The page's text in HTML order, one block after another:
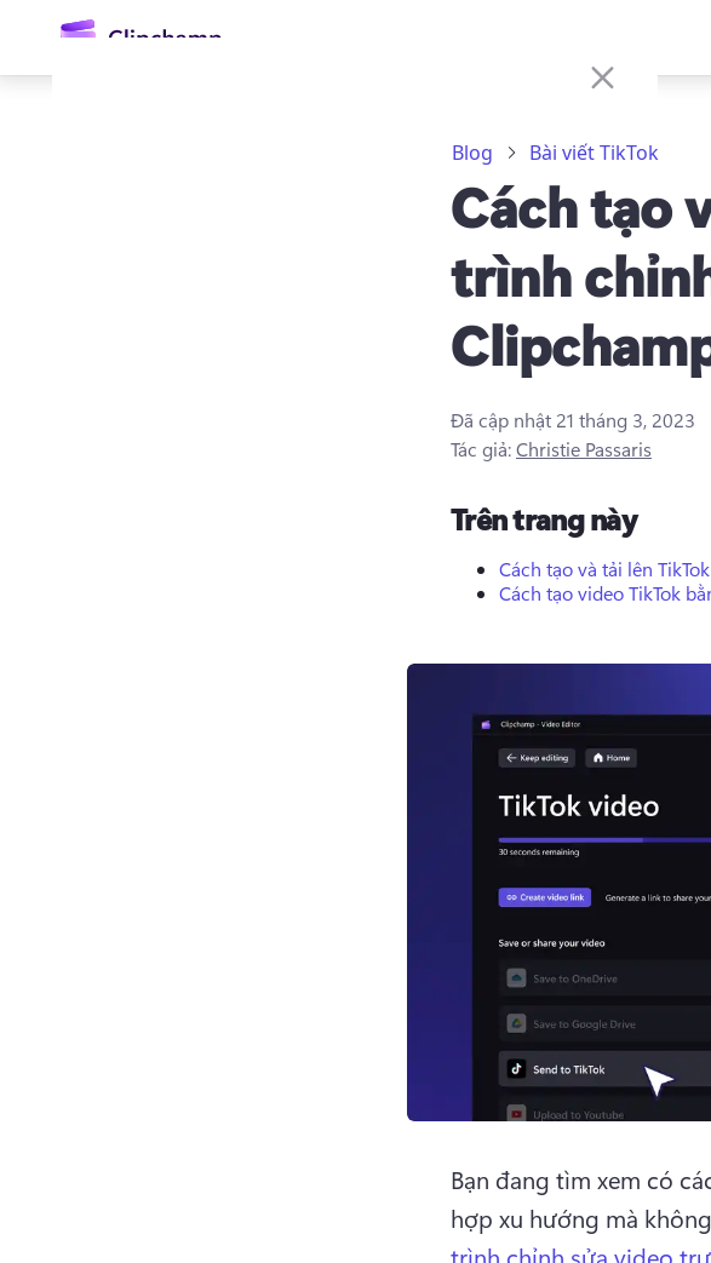
Blog Bài viết TikTok
Cách tạo
trình
Đã cập nhật 21 tháng 3, 2023
Tác giả:Christie Passaris
Trên trang này
Cách tạo và tải lên
Cách tạo video TikTok
Bạn đang tìm xem có
hợp xu hướng mà
trình chỉnh sửa video